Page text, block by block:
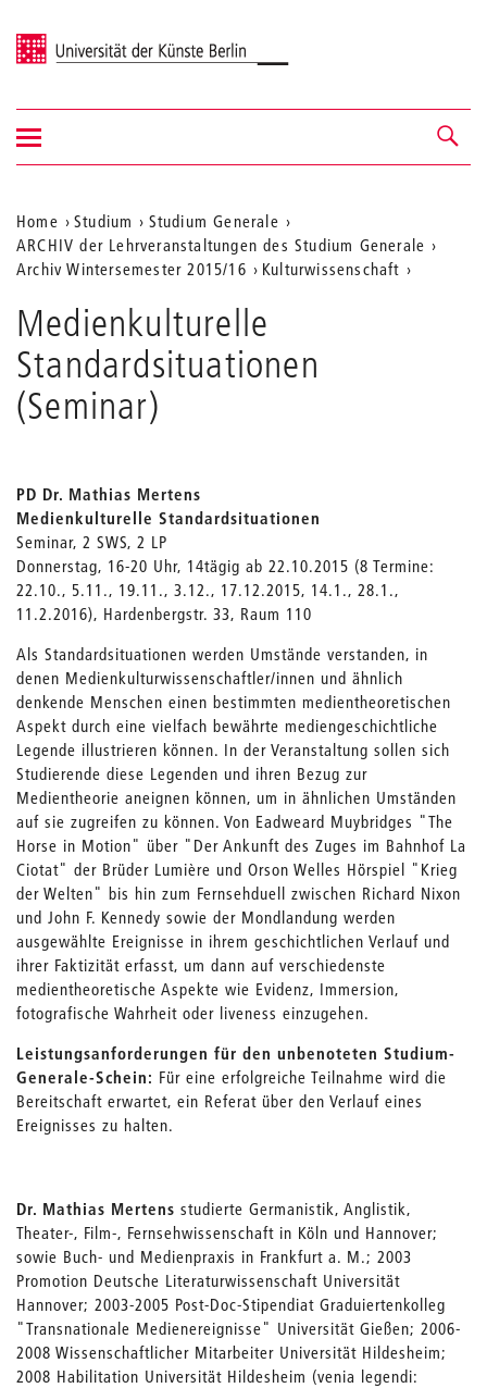
Universität der Künste Berlin
Navigation &
Suche
Navigation
ein-/ausblenden
Aktuelle
Position
der
Webseite
Home Studium
Studium Generale
ARCHIV der Lehrveranstaltungen des Studium Generale
Archiv Wintersemester 2015/16
Kulturwissenschaft
Medienkulturelle
Standardsituationen
(Seminar)
PD Dr. Mathias Mertens
Medienkulturelle Standardsituationen
Seminar, 2 SWS, 2 LP
Donnerstag, 16-20 Uhr, 14tägig ab 22.10.2015 (8 Termine:
22.10., 5.11., 19.11., 3.12., 17.12.2015, 14.1., 28.1.,
11.2.2016), Hardenbergstr. 33, Raum 110
Als Standardsituationen werden Umstände verstanden, in
denen Medienkulturwissenschaftler/innen und ähnlich
denkende Menschen einen bestimmten medientheoretischen
Aspekt durch eine vielfach bewährte mediengeschichtliche
Legende illustrieren können. In der Veranstaltung sollen sich
Studierende diese Legenden und ihren Bezug zur
Medientheorie aneignen können, um in ähnlichen Umständen
auf sie zugreifen zu können. Von Eadweard Muybridges "The
Horse in Motion" über "Der Ankunft des Zuges im Bahnhof La
Ciotat" der Brüder Lumière und Orson Welles Hörspiel "Krieg
der Welten" bis hin zum Fernsehduell zwischen Richard Nixon
und John F. Kennedy sowie der Mondlandung werden
ausgewählte Ereignisse in ihrem geschichtlichen Verlauf und
ihrer Faktizität erfasst, um dann auf verschiedenste
medientheoretische Aspekte wie Evidenz, Immersion,
fotografische Wahrheit oder liveness einzugehen.
Leistungsanforderungen für den unbenoteten Studium-
Generale-Schein: Für eine erfolgreiche Teilnahme wird die
Bereitschaft erwartet, ein Referat über den Verlauf eines
Ereignisses zu halten.
Dr. Mathias Mertens studierte Germanistik, Anglistik,
Theater-, Film-, Fernsehwissenschaft in Köln und Hannover;
sowie Buch- und Medienpraxis in Frankfurt a. M.; 2003
Promotion Deutsche Literaturwissenschaft Universität
Hannover; 2003-2005 Post-Doc-Stipendiat Graduiertenkolleg
"Transnationale Medienereignisse" Universität Gießen; 2006-
2008 Wissenschaftlicher Mitarbeiter Universität Hildesheim;
2008 Habilitation Universität Hildesheim (venia legendi: